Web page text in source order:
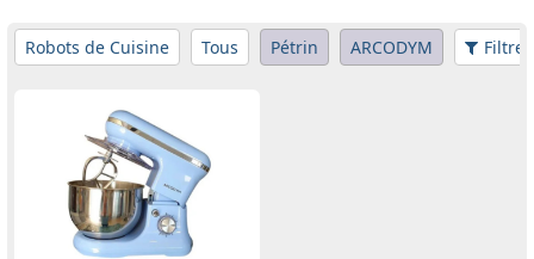
Robots de Cuisine Tous Pétrin ARCODYM Filtres